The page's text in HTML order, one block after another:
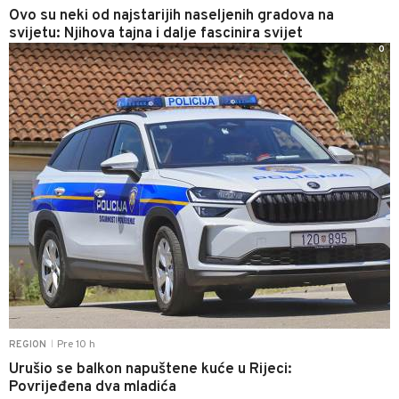
Ovo su neki od najstarijih naseljenih gradova na
svijetu: Njihova tajna i dalje fascinira svijet
REGION Pre 10 h
Urušio se balkon napuštene kuće u Rijeci:
Povrijeđena dva mladića
0